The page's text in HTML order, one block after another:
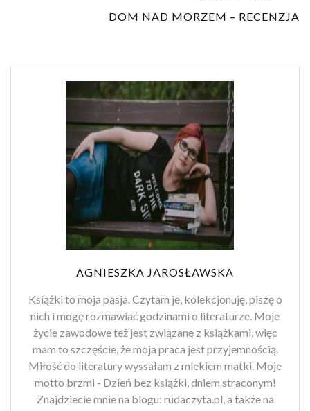
DOM NAD MORZEM – RECENZJA
AGNIESZKA JAROSŁAWSKA
Książki to moja pasja. Czytam je, kolekcjonuję, piszę o
nich i mogę rozmawiać godzinami o literaturze. Moje
życie zawodowe też jest związane z książkami, więc
mam to szczęście, że moja praca jest przyjemnością.
Miłość do literatury wyssałam z mlekiem matki. Moje
motto brzmi - Dzień bez książki, dniem straconym!
Znajdziecie mnie na blogu: rudaczyta.pl, a także na